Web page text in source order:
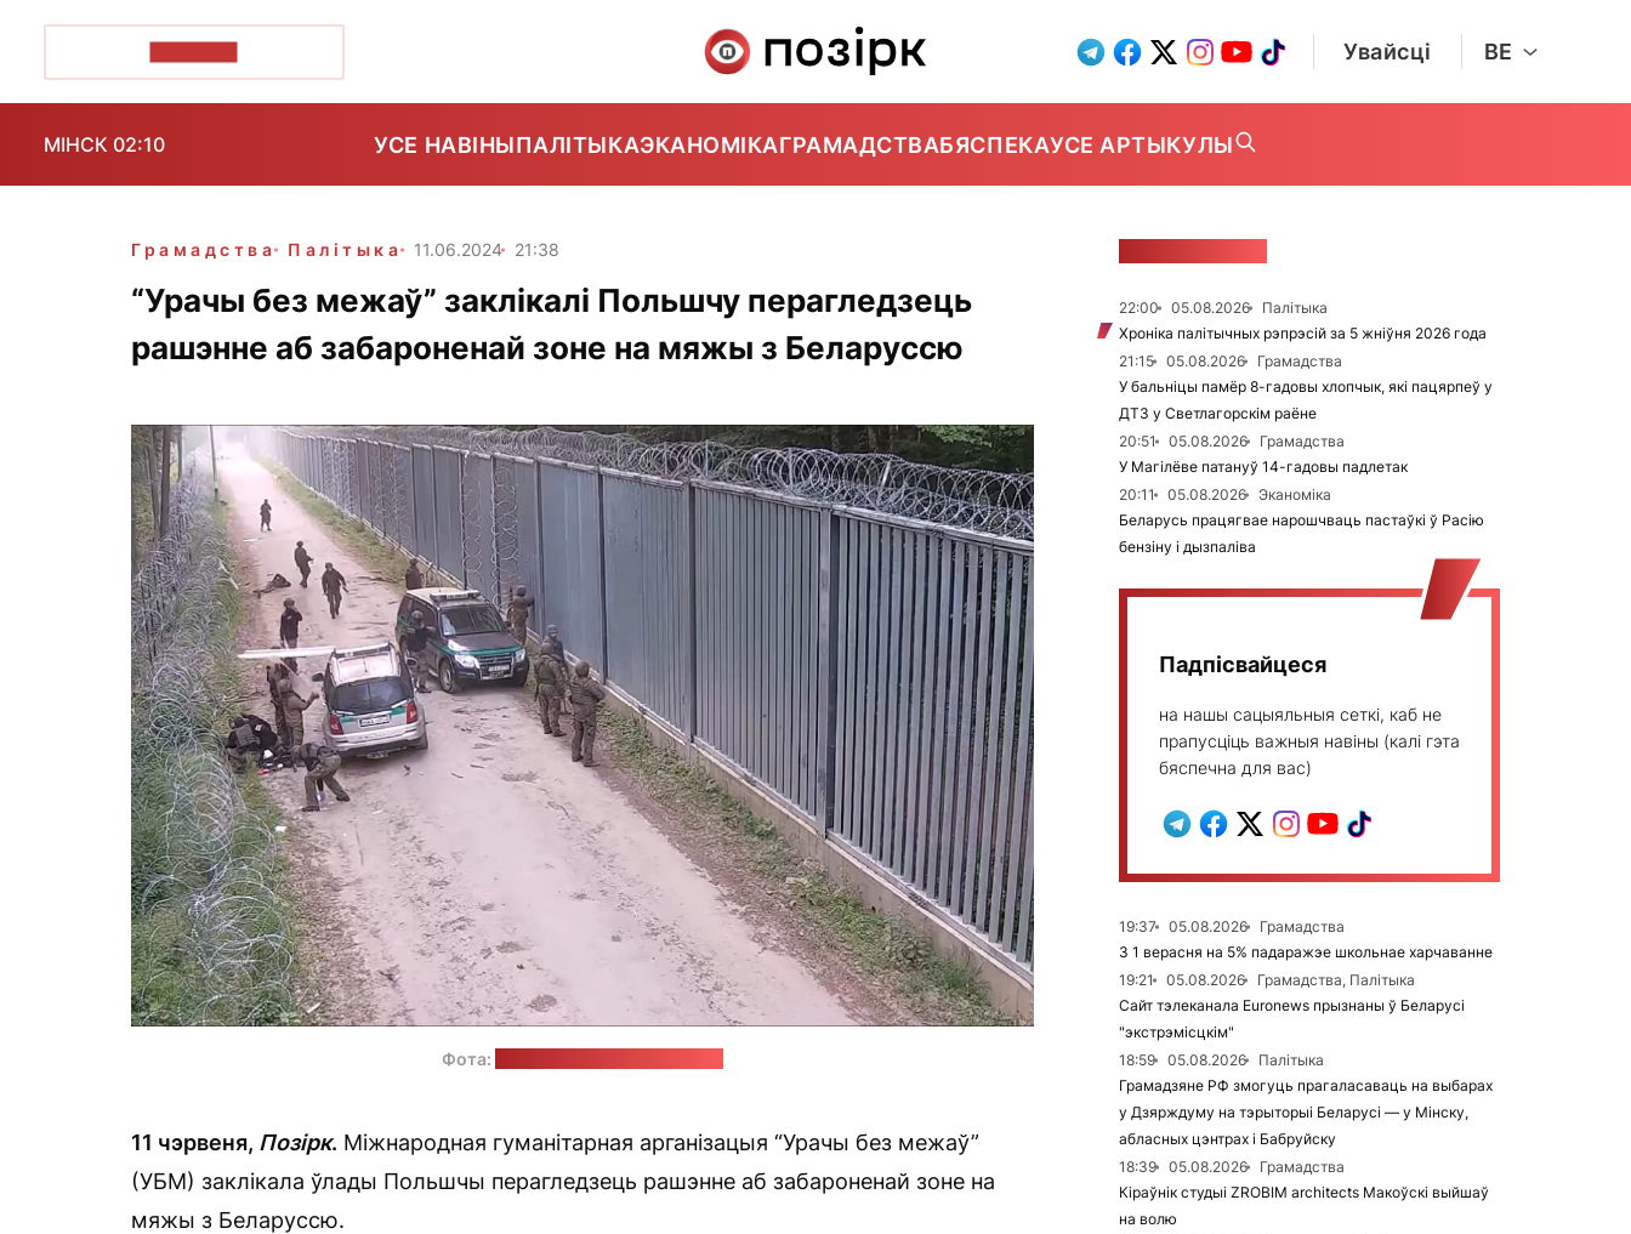
Увайсці BE
МІНСК 02:10 УСЕ НАВІНЫПАЛІТЫКАЭКАНОМІКАГРАМАДСТВАБЯСПЕКАУСЕ АРТЫКУЛЫ
Грамадства Палітыка 11.06.2024 21:38
“Урачы без межаў” заклікалі Польшчу перагледзець
рашэнне аб забароненай зоне на мяжы з Беларуссю
Фота:
11 чэрвеня, Позірк. Міжнародная гуманітарная арганізацыя “Урачы без межаў”
(УБМ) заклікала ўлады Польшчы перагледзець рашэнне аб забароненай зоне на
мяжы з Беларуссю.
22:00 05.08.2026
Палітыка
Хроніка палітычных рэпрэсій за 5 жніўня 2026 года
21:15
05.08.2026
Грамадства
У бальніцы памёр 8-гадовы хлопчык, які пацярпеў у
ДТЗ у Светлагорскім раёне
20:51
05.08.2026
Грамадства
У Магілёве патануў 14-гадовы падлетак
20:11
05.08.2026
Эканоміка
Беларусь працягвае нарошчваць пастаўкі ў Расію
бензіну і дызпаліва
Падпісвайцеся
на нашы сацыяльныя сеткі, каб не
прапусціць важныя навіны (калі гэта
бяспечна для вас)
19:37 05.08.2026
Грамадства
З 1 верасня на 5% падаражэе школьнае харчаванне
19:21
05.08.2026
Грамадства, Палітыка
Сайт тэлеканала Euronews прызнаны ў Беларусі
"экстрэмісцкім"
18:59
05.08.2026
Палітыка
Грамадзяне РФ змогуць прагаласаваць на выбарах
у Дзярждуму на тэрыторыі Беларусі — у Мінску,
абласных цэнтрах і Бабруйску
18:39
05.08.2026
Грамадства
Кіраўнік студыі ZROBIM architects Макоўскі выйшаў
на волю